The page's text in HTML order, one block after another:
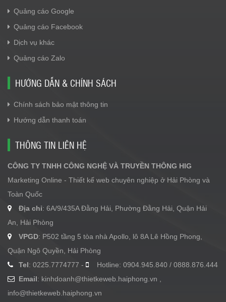
Quảng cáo Google
Quảng cáo Facebook
Dịch vụ khác
Quảng cáo Zalo
HƯỚNG DẪN & CHÍNH SÁCH
Chính sách bảo mật thông tin
Hướng dẫn thanh toán
THÔNG TIN LIÊN HỆ
CÔNG TY TNHH CÔNG NGHỆ VÀ TRUYỀN THÔNG HIG
Marketing Online - Thiết kế web chuyên nghiệp ở Hải Phòng và
Toàn Quốc
Địa chỉ: 6A/9/435A Đằng Hải, Phường Đằng Hải, Quận Hải
An, Hải Phòng
VPGD: P502 tầng 5 tòa nhà Apollo, lô 8A Lê Hồng Phong,
Quận Ngô Quyền, Hải Phòng
Tel: 0225.7774777 -
Hotline: 0904.945.840 / 0888.876.444
Email: kinhdoanh@thietkeweb.haiphong.vn
info@thietkeweb.haiphong.vn